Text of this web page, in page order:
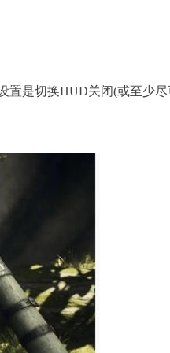
置是切换HUD关闭(或至少尽